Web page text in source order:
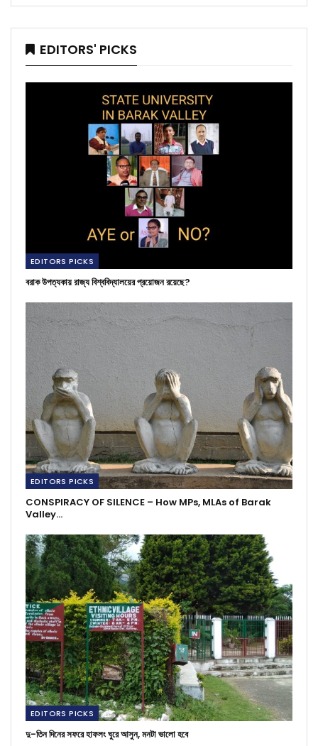
EDITORS' PICKS
EDITORS PICKS
বরাক উপত্যকায় রাজ্য বিশ্ববিদ্যালয়ের প্রয়োজন রয়েছে?
EDITORS PICKS
CONSPIRACY OF SILENCE – How MPs, MLAs of Barak
Valley…
EDITORS PICKS
দু-তিন দিনের সফরে হাফলং ঘুরে আসুন, মনটা ভালো হবে